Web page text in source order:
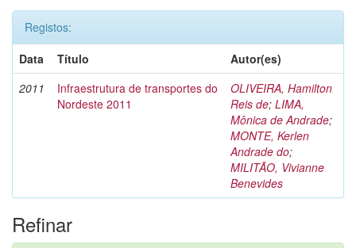
Registos:
Data
Título
Autor(es)
2011
Infraestrutura de transportes do
Nordeste 2011
OLIVEIRA, Hamilton
Reis de; LIMA,
Mônica de Andrade;
MONTE, Kerlen
Andrade do;
MILITÃO, Vivianne
Benevides
Refinar